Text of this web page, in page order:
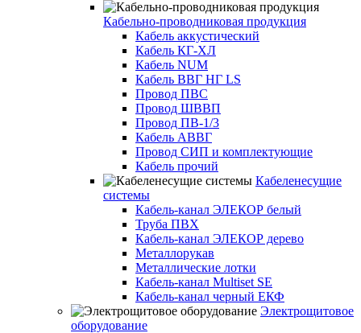
Кабельно-проводниковая продукция
Кабель аккустический
Кабель КГ-ХЛ
Кабель NUM
Кабель ВВГ НГ LS
Провод ПВС
Провод ШВВП
Провод ПВ-1/3
Кабель АВВГ
Провод СИП и комплектующие
Кабель прочий
Кабеленесущие
системы
Кабель-канал ЭЛЕКОР белый
Труба ПВХ
Кабель-канал ЭЛЕКОР дерево
Металлорукав
Металлические лотки
Кабель-канал Multiset SE
Кабель-канал черный ЕКФ
Электрощитовое
оборудование